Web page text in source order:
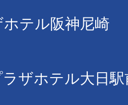
ホテル阪神尼崎
ザホテル大日駅